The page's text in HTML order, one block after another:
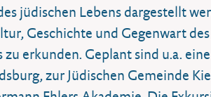
jüdischen Lebens dargestellt
Geschichte und Gegenwart
erkunden. Geplant sind u.a.
zur Jüdischen Gemeinde